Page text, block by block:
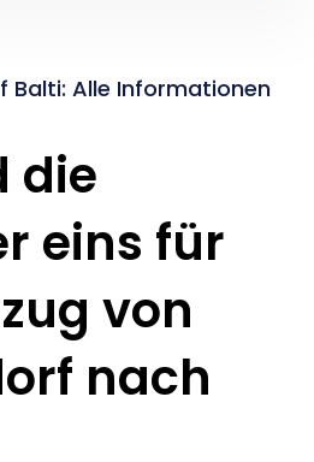
Balti: Alle Informationen
die
eins für
von
nach